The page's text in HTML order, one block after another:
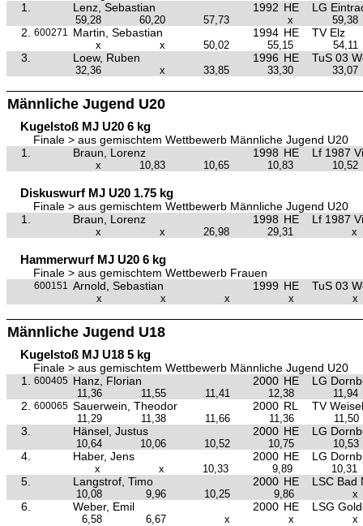
1.
Lenz, Sebastian 1992 HE LG
59,28 60,20 57,73 x 59,38
2. 600271 Martin, Sebastian 1994 HE TV Elz
x x 50,02 55,15 54,11
3. Loew, Ruben 1996 HE TuS 03
32,36 x 33,85 33,30 33,07
Männliche Jugend U20
Kugelstoß MJ U20 6 kg
Finale > aus gemischtem Wettbewerb Männliche Jugend U20
1.
Braun, Lorenz 1998 HE Lf 1987
x 10,83 10,65 10,83 10,52
Diskuswurf MJ U20 1.75 kg
Finale > aus gemischtem Wettbewerb Männliche Jugend U20
1.
Braun, Lorenz 1998 HE Lf 1987
x x 26,98 29,31 x
Hammerwurf MJ U20 6 kg
Finale > aus gemischtem Wettbewerb Frauen
600151 Arnold, Sebastian 1999 HE TuS 03
x x x x x
Männliche Jugend U18
Kugelstoß MJ U18 5 kg
Finale > aus gemischtem Wettbewerb Männliche Jugend U20
1.
600405 Hanz, Florian 2000 HE LG
11,36 11,55 11,41 12,38 11,94
2. 600065 Sauerwein, Theodor 2000 RL TV Weisel
11,29 11,38 11,66 11,36 11,50
3. Hänsel, Justus 2000 HE LG
10,64 10,06 10,52 10,75 10,53
4. Haber, Jens 2000 HE LG
x x 10,33 9,89 10,31
5. Langstrof, Timo 2000 HE LSC Bad
10,08 9,96 10,25 9,86 x
6. Weber, Emil 2000 HE LSG
6,58 6,67 x x x